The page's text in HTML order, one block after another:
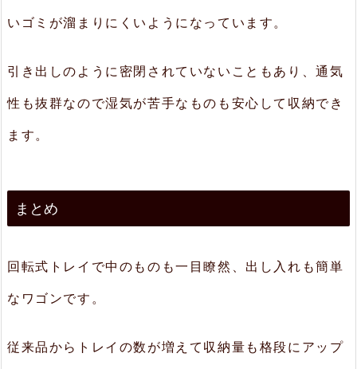
いゴミが溜まりにくいようになっています。
引き出しのように密閉されていないこともあり、通気
性も抜群なので湿気が苦手なものも安心して収納でき
ます。
まとめ
回転式トレイで中のものも一目瞭然、出し入れも簡単
なワゴンです。
従来品からトレイの数が増えて収納量も格段にアップ